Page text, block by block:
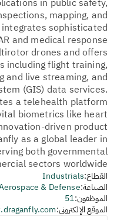
in public safety,
mapping, and
sophisticated
and medical response
drones and offers
including flight training,
and live streaming, and
(GIS) data services.
a telehealth platform
biometrics like heart
driven product
as a global leader in
both governmental
sectors worldwide.
القطاع:Industrials
الصناعة:& Defense
الموظفون:51
الموقع الإلكتروني: